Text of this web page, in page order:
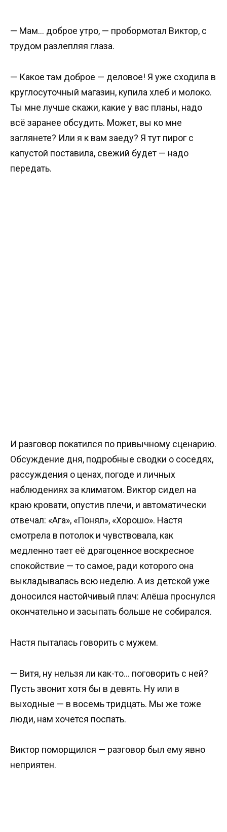
— Мам… доброе утро, — пробормотал Виктор, с
трудом разлепляя глаза.
— Какое там доброе — деловое! Я уже сходила в
круглосуточный магазин, купила хлеб и молоко.
Ты мне лучше скажи, какие у вас планы, надо
всё заранее обсудить. Может, вы ко мне
заглянете? Или я к вам заеду? Я тут пирог с
капустой поставила, свежий будет — надо
передать.
И разговор покатился по привычному сценарию.
Обсуждение дня, подробные сводки о соседях,
рассуждения о ценах, погоде и личных
наблюдениях за климатом. Виктор сидел на
краю кровати, опустив плечи, и автоматически
отвечал: «Ага», «Понял», «Хорошо». Настя
смотрела в потолок и чувствовала, как
медленно тает её драгоценное воскресное
спокойствие — то самое, ради которого она
выкладывалась всю неделю. А из детской уже
доносился настойчивый плач: Алёша проснулся
окончательно и засыпать больше не собирался.
Настя пыталась говорить с мужем.
— Витя, ну нельзя ли как-то… поговорить с ней?
Пусть звонит хотя бы в девять. Ну или в
выходные — в восемь тридцать. Мы же тоже
люди, нам хочется поспать.
Виктор поморщился — разговор был ему явно
неприятен.